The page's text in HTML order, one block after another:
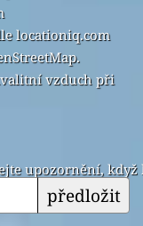
locationiq.com
vzduch při
upozornění,
předložit